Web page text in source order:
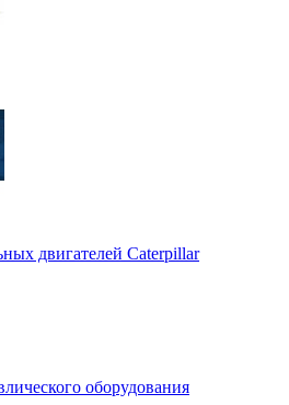
двигателей Caterpillar
оборудования